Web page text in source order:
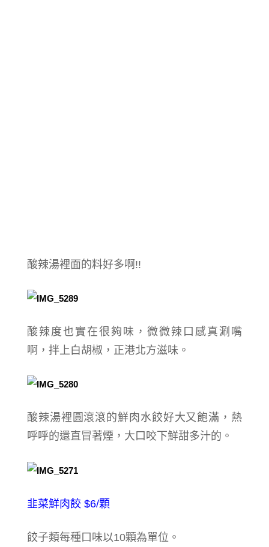
酸辣湯裡面的料好多啊!!
酸辣度也實在很夠味，微微辣口感真涮嘴
啊，拌上白胡椒，正港北方滋味。
酸辣湯裡圓滾滾的鮮肉水餃好大又飽滿，熱
呼呼的還直冒著煙，大口咬下鮮甜多汁的。
韭菜鮮肉餃 $6/顆
餃子類每種口味以10顆為單位。